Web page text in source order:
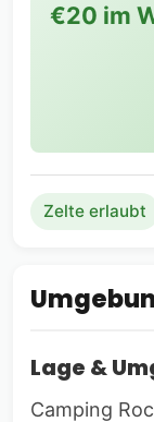
€20 im
Zelte erlaubt
Lage &
Camping